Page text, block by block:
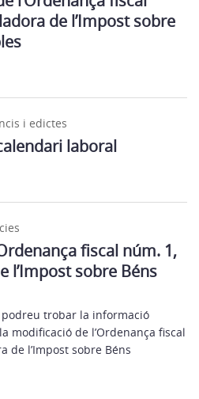
de l’Impost sobre
i edictes
laboral
fiscal núm. 1,
l’Impost sobre Béns
trobar la informació
modificació de l’Ordenança fiscal
de l’Impost sobre Béns